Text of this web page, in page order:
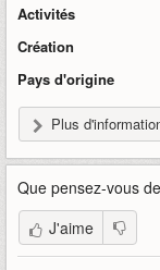
Activités
Création
Pays d'origine
Plus
Que pensez-vous de
J'aime